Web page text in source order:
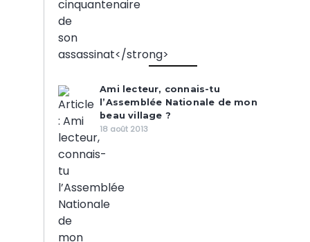
Ami lecteur, connais-tu
l’Assemblée Nationale de mon
beau village ?
18 août 2013